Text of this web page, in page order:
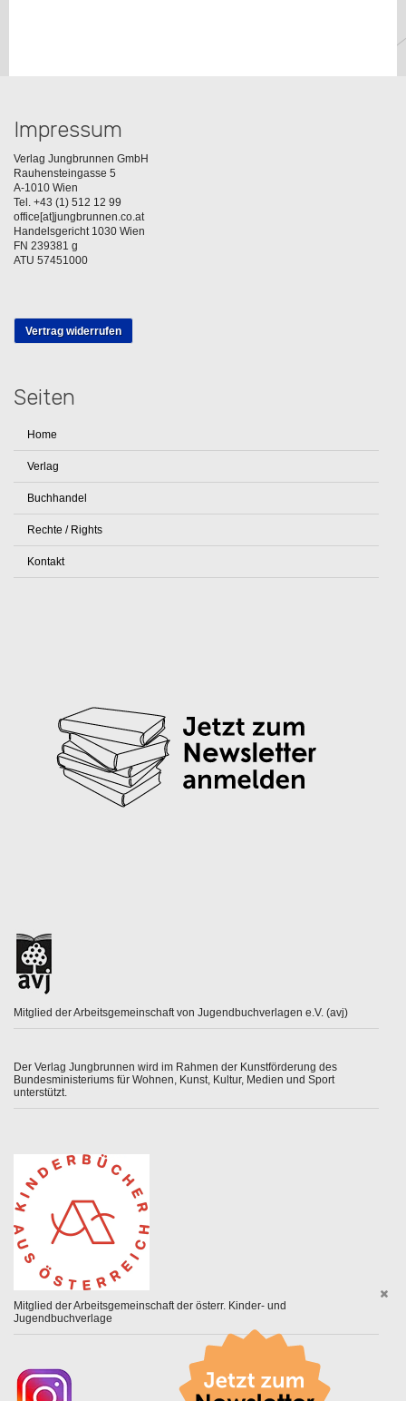
Impressum
Verlag Jungbrunnen GmbH
Rauhensteingasse 5
A-1010 Wien
Tel. +43 (1) 512 12 99
office[at]jungbrunnen.co.at
Handelsgericht 1030 Wien
FN 239381 g
ATU 57451000
Vertrag widerrufen
Seiten
Home
Verlag
Buchhandel
Rechte / Rights
Kontakt
Mitglied der Arbeitsgemeinschaft von Jugendbuchverlagen e.V. (avj)
Der Verlag Jungbrunnen wird im Rahmen der Kunstförderung des
Bundesministeriums für Wohnen, Kunst, Kultur, Medien und Sport
unterstützt.
Mitglied der Arbeitsgemeinschaft der österr. Kinder- und
Jugendbuchverlage